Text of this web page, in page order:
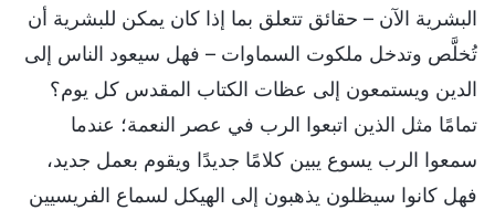
البشرية الآن – حقائق تتعلق بما إذا كان يمكن للبشرية أن
تُخلَّص وتدخل ملكوت السماوات – فهل سيعود الناس إلى
الدين ويستمعون إلى عظات الكتاب المقدس كل يوم؟
تمامًا مثل الذين اتبعوا الرب في عصر النعمة؛ عندما
سمعوا الرب يسوع يبين كلامًا جديدًا ويقوم بعمل جديد،
فهل كانوا سيظلون يذهبون إلى الهيكل لسماع الفريسيين